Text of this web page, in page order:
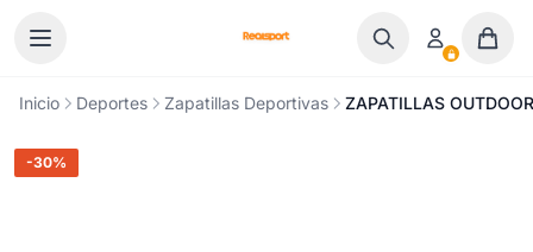
Inicio Deportes Zapatillas Deportivas ZAPATILLAS
-30%